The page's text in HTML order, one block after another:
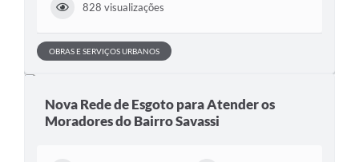
Canais de Contato
Concursos e Processos Seletivos
828 visualizações
OBRAS E SERVIÇOS URBANOS
Nova Rede de Esgoto para Atender os
Moradores do Bairro Savassi